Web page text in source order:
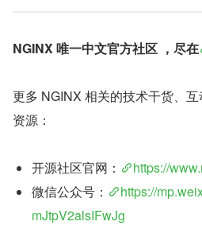
NGINX 唯一中文官方社区 ，尽在
更多 NGINX 相关的技术干货、
资源：
开源社区官网：
https://
微信公众号：
https://
mJtpV2alsIFwJg